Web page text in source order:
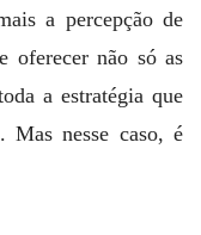
a percepção de
oferecer não só as
a estratégia que
Mas nesse caso, é